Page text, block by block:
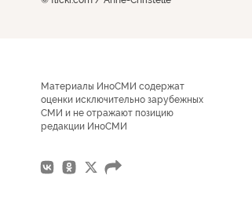
Материалы ИноСМИ содержат
оценки исключительно зарубежных
СМИ и не отражают позицию
редакции ИноСМИ